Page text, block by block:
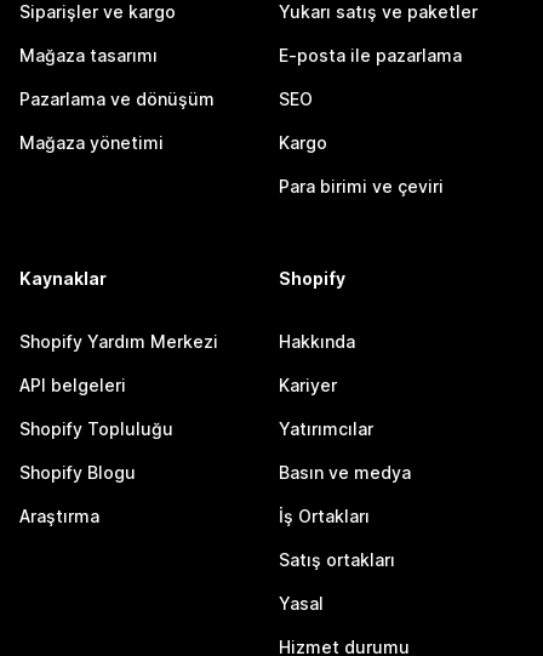
Siparişler ve kargo
Mağaza tasarımı
Pazarlama ve dönüşüm
Mağaza yönetimi
Yukarı satış ve paketler
E-posta ile pazarlama
SEO
Kargo
Para birimi ve çeviri
Kaynaklar
Shopify Yardım Merkezi
API belgeleri
Shopify Topluluğu
Shopify Blogu
Araştırma
Shopify
Hakkında
Kariyer
Yatırımcılar
Basın ve medya
İş Ortakları
Satış ortakları
Yasal
Hizmet durumu